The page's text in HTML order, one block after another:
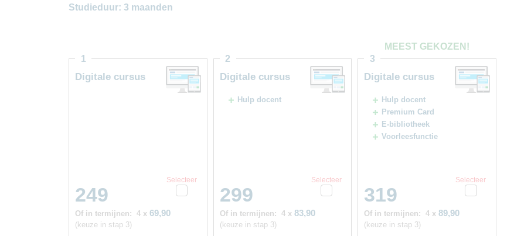
Studieduur: 3 maanden
Digitale cursus
249
Selecteer
Of in termijnen: 4 x 69,90
(keuze in stap 3)
1
Digitale cursus
Hulp docent
299
Selecteer
Of in termijnen: 4 x 83,90
(keuze in stap 3)
2
MEEST GEKOZEN!
Digitale cursus
Hulp docent
Premium Card
E-bibliotheek
Voorleesfunctie
319
Selecteer
Of in termijnen: 4 x 89,90
(keuze in stap 3)
3